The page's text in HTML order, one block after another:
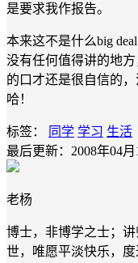
是要求我作报告。
本来这不是什么big
没有任何值得讲的地
的口才还是很自信的
哈！
标签： 同学 学习 生活
最后更新：2008年04月
老杨
博士，非博学之士；
世，唯愿平淡快乐，度